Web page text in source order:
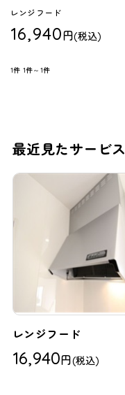
レンジフード
16,940円(税込)
1件 1件～1件
最近見たサービス
レンジフード
16,940円(税込)